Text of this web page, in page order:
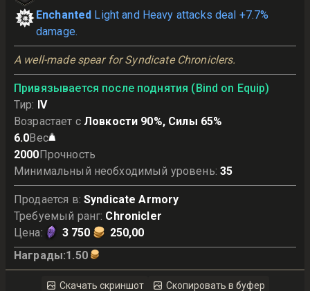
Enchanted Light and Heavy attacks deal +7.7%
damage.
A well-made spear for Syndicate Chroniclers.
Привязывается после поднятия (Bind on Equip)
Тир: IV
Возрастает с Ловкости 90%, Силы 65%
6.0Вес
2000Прочность
Минимальный необходимый уровень: 35
Продается в: Syndicate Armory
Требуемый ранг: Chronicler
Цена: 3 750
250,00
Награды:1.50
Скачать скриншот Скопировать в буфер